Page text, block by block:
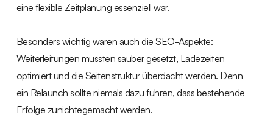
eine flexible Zeitplanung essenziell war.
Besonders wichtig waren auch die SEO-Aspekte:
Weiterleitungen mussten sauber gesetzt, Ladezeiten
optimiert und die Seitenstruktur überdacht werden. Denn
ein Relaunch sollte niemals dazu führen, dass bestehende
Erfolge zunichtegemacht werden.